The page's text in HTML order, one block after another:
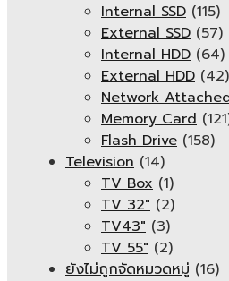
Internal SSD (115)
External SSD (57)
Internal HDD (64)
External HDD (42)
Network
Memory Card
Flash Drive (158)
Television (14)
TV Box (1)
TV 32" (2)
TV43" (3)
TV 55" (2)
ยังไม่ถูกจัดหมวดหมู่ (16)